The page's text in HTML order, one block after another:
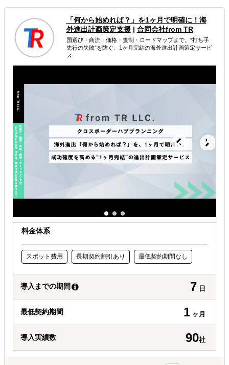
翻訳）
豊富な支援実績に基づく再現性ある設計（クラファン特有
の訴求／リターン設計／成長導線）
属するジャンル
自社商材の現地でのニーズを知りたい
オンラインで販路開拓したい
海外におけるリスク・コストを低減したい
「何から始めれば？」を1ヶ月で明確に！海
外進出計画策定支援| 合同会社from TR
国選び・商流・価格・規制・ロードマップまで。“打ち手
先行の失敗”を防ぐ、1ヶ月完結の海外進出計画策定サービ
ス
料金体系
スポット費用 長期契約割引あり 最低契約期間なし
導入までの期間 7 日
最低契約期間 1 ヶ月
導入実績数 90社